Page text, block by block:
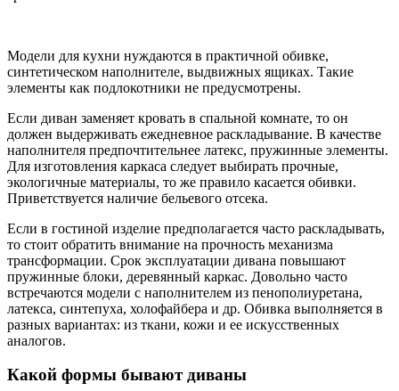
Модели для кухни нуждаются в практичной обивке,
синтетическом наполнителе, выдвижных ящиках. Такие
элементы как подлокотники не предусмотрены.
Если диван заменяет кровать в спальной комнате, то он
должен выдерживать ежедневное раскладывание. В качестве
наполнителя предпочтительнее латекс, пружинные элементы.
Для изготовления каркаса следует выбирать прочные,
экологичные материалы, то же правило касается обивки.
Приветствуется наличие бельевого отсека.
Если в гостиной изделие предполагается часто раскладывать,
то стоит обратить внимание на прочность механизма
трансформации. Срок эксплуатации дивана повышают
пружинные блоки, деревянный каркас. Довольно часто
встречаются модели с наполнителем из пенополиуретана,
латекса, синтепуха, холофайбера и др. Обивка выполняется в
разных вариантах: из ткани, кожи и ее искусственных
аналогов.
Какой формы бывают диваны